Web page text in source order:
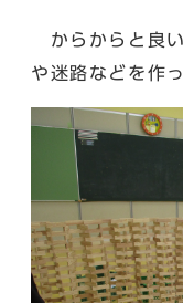
からからと良
や迷路などを作